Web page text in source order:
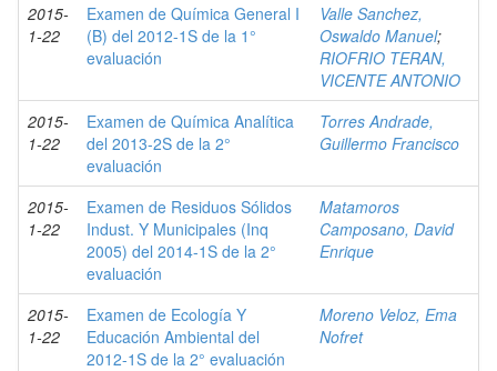
2015-
1-22
Examen de Química General I
(B) del 2012-1S de la 1°
evaluación
Valle Sanchez,
Oswaldo Manuel;
RIOFRIO TERAN,
VICENTE ANTONIO
2015-
1-22
Examen de Química Analítica
del 2013-2S de la 2°
evaluación
Torres Andrade,
Guillermo Francisco
2015-
1-22
Examen de Residuos Sólidos
Indust. Y Municipales (Inq
2005) del 2014-1S de la 2°
evaluación
Matamoros
Camposano, David
Enrique
2015-
1-22
Examen de Ecología Y
Educación Ambiental del
2012-1S de la 2° evaluación
Moreno Veloz, Ema
Nofret